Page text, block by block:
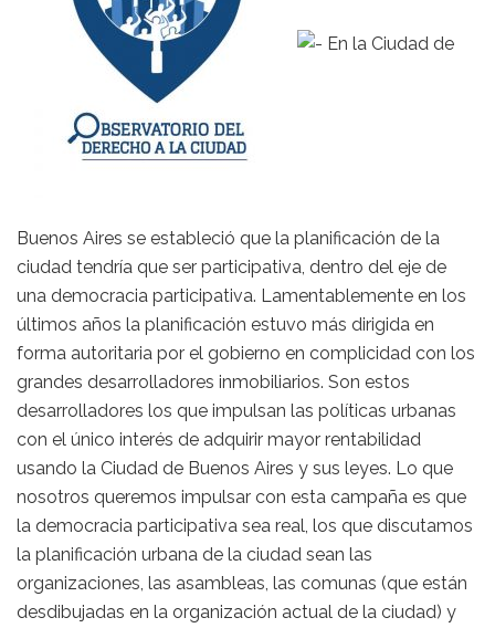
En la Ciudad de
Buenos Aires se estableció que la planificación de la
ciudad tendría que ser participativa, dentro del eje de
una democracia participativa. Lamentablemente en los
últimos años la planificación estuvo más dirigida en
forma autoritaria por el gobierno en complicidad con los
grandes desarrolladores inmobiliarios. Son estos
desarrolladores los que impulsan las políticas urbanas
con el único interés de adquirir mayor rentabilidad
usando la Ciudad de Buenos Aires y sus leyes. Lo que
nosotros queremos impulsar con esta campaña es que
la democracia participativa sea real, los que discutamos
la planificación urbana de la ciudad sean las
organizaciones, las asambleas, las comunas (que están
desdibujadas en la organización actual de la ciudad) y